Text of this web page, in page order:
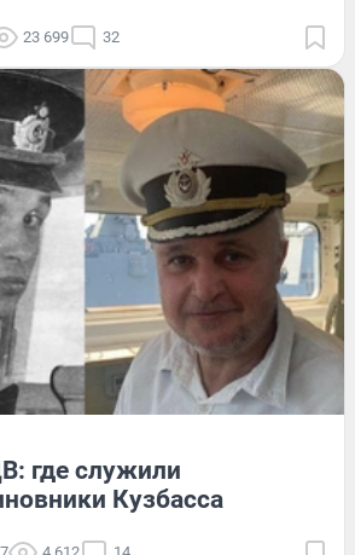
23 699 32
где служили
Кузбасса